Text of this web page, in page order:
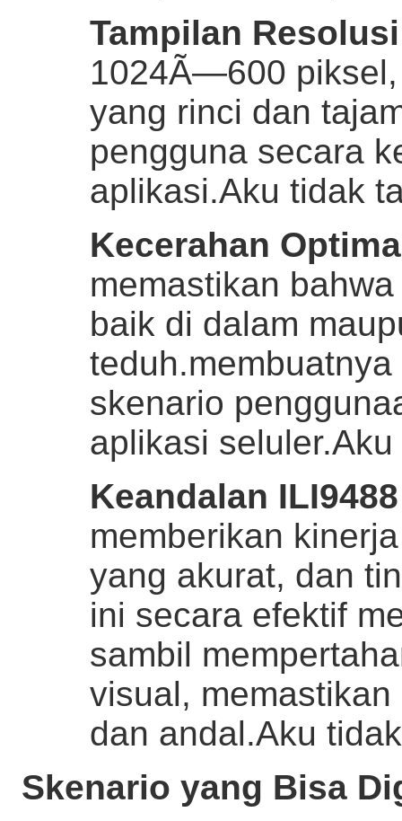
Tampilan
1024Ã—600
yang rinci dan
pengguna secara
aplikasi.Aku tidak
Kecerahan
memastikan
baik di dalam
skenario
aplikasi seluler.Aku
Keandalan
memberikan
yang akurat, dan
ini secara efektif
sambil
visual,
dan andal.Aku
Skenario yang Bisa